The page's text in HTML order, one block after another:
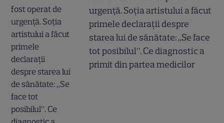
urgență. Soția artistului a făcut
primele declarații despre
starea lui de sănătate: „Se face
tot posibilul”. Ce diagnostic a
primit din partea medicilor